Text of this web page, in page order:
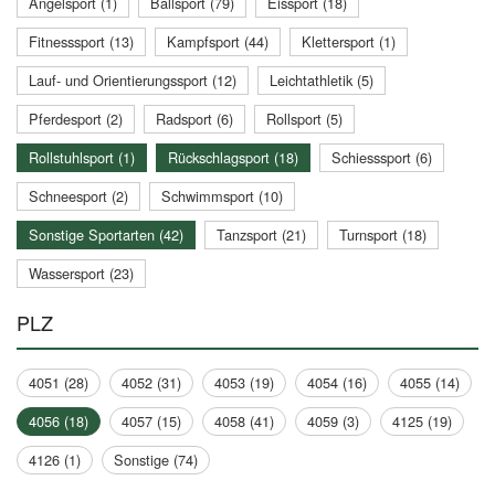
Fitnesssport (13)
Kampfsport (44)
Klettersport (1)
Lauf- und Orientierungssport (12)
Leichtathletik (5)
Pferdesport (2)
Radsport (6)
Rollsport (5)
Rollstuhlsport (1)
Rückschlagsport (18)
Schiesssport (6)
Schneesport (2)
Schwimmsport (10)
Sonstige Sportarten (42)
Tanzsport (21)
Turnsport (18)
Wassersport (23)
PLZ
4051 (28) 4052 (31) 4053 (19) 4054 (16)
4055 (14)
4056 (18)
4057 (15) 4058 (41) 4059 (3)
4125 (19)
4126 (1)
Sonstige (74)